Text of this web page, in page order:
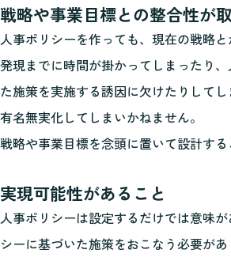
戦略や事業目標との整合性が
人事ポリシーを作っても、現在の戦略
発現までに時間が掛かってしまったり
た施策を実施する誘因に欠けたりして
有名無実化してしまいかねません。
戦略や事業目標を念頭に置いて設計する
実現可能性があること
人事ポリシーは設定するだけでは意味
シーに基づいた施策をおこなう必要が